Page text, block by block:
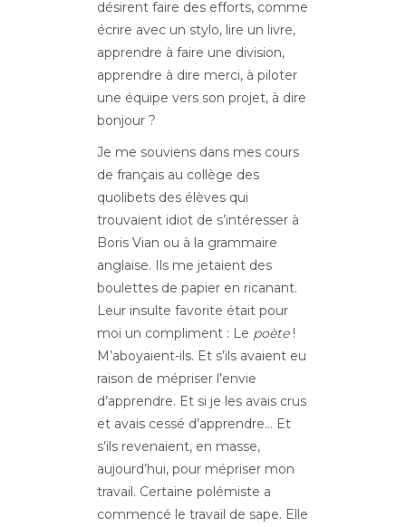
désirent faire des efforts, comme
écrire avec un stylo, lire un livre,
apprendre à faire une division,
apprendre à dire merci, à piloter
une équipe vers son projet, à dire
bonjour ?
Je me souviens dans mes cours
de français au collège des
quolibets des élèves qui
trouvaient idiot de s’intéresser à
Boris Vian ou à la grammaire
anglaise. Ils me jetaient des
boulettes de papier en ricanant.
Leur insulte favorite était pour
moi un compliment : Le poète!
M’aboyaient-ils. Et s’ils avaient eu
raison de mépriser l’envie
d’apprendre. Et si je les avais crus
et avais cessé d’apprendre… Et
s’ils revenaient, en masse,
aujourd’hui, pour mépriser mon
travail. Certaine polémiste a
commencé le travail de sape. Elle